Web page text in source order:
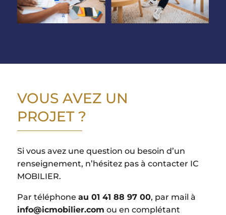
VOUS AVEZ UN
PROJET ?
Si vous avez une question ou besoin d’un
renseignement, n’hésitez pas à contacter IC
MOBILIER.
Par téléphone au 01 41 88 97 00, par mail à
info@icmobilier.com ou en complétant